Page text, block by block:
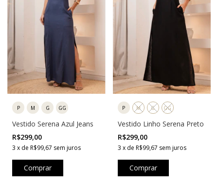
P M G GG
Vestido Serena Azul Jeans
R$299,00
3 x de R$99,67 sem juros
Comprar
P M G GG
Vestido Linho Serena Preto
R$299,00
3 x de R$99,67 sem juros
Comprar